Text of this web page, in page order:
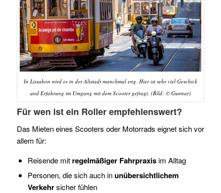
In Lissabon wird es in der Altstadt manchmal eng. Hier ist sehr viel Geschick
und Erfahrung im Umgang mit dem Scooter gefragt. (Bild: © Gunnar)
Für wen ist ein Roller empfehlenswert?
Das Mieten eines Scooters oder Motorrads eignet sich vor
allem für:
Reisende mit regelmäßiger Fahrpraxisim Alltag
Personen, die sich auch inunübersichtlichem
Verkehrsicher fühlen